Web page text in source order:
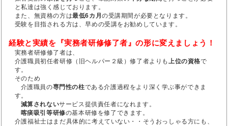
と私達は強く感じております。
また、無資格の方は最低6カ月の受講期間が必要となります。
受験を目指される方は、早めの受講をお勧めしています。
経験と実績を『実務者研修修了者』の形に変えましょう！
実務者研修修了者は、
介護職員初任者研修（旧ヘルパー２級）修了者よりも上位の資格で
す。
そのため
介護職員の専門性の柱である介護過程をより深く学ぶ事ができま
す。
減算されないサービス提供責任者になれます。
喀痰吸引等研修の基本研修を修了できます。
介護福祉士はまだ具体的に考えていない・・そうおっしゃる方にも、